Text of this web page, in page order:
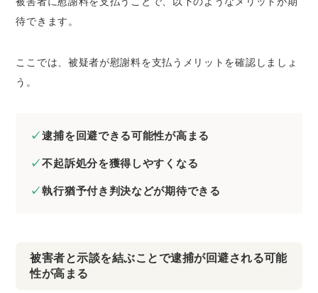
待できます。
ここでは、被疑者が慰謝料を支払うメリットを確認しましょ
う。
逮捕を回避できる可能性が高まる
不起訴処分を獲得しやすくなる
執行猶予付き判決などが期待できる
被害者と示談を結ぶことで逮捕が回避される可能
性が高まる